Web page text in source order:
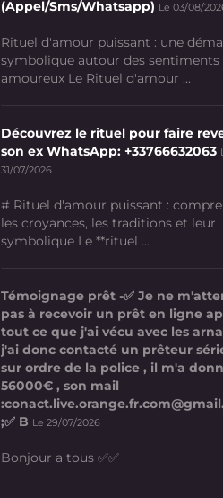
(Appel/Sms/Whatsapp) Le 03/08/
Rituel d'amour puissant : une
symbolique autour des sentiments
amoureux Le Rituel d'amour ...
Découvrez le rituel pour faire
son ex WhatsApp: +33766632063
31/07/2026
# Rituel d'amour puissant :
les croyances, les traditions et leur
symbolique Le **rituel ...
Témoignage prêt -✅ Je ne
pas à recevoir un prêt en ligne
tout ce que j'ai vécu avec les
j'ai donc contacté un prêteur
sur ordre de la police , il m'a
56000€ , son mail
;✅ B Le 29/07/2026
Bonjour a tous ✅✅